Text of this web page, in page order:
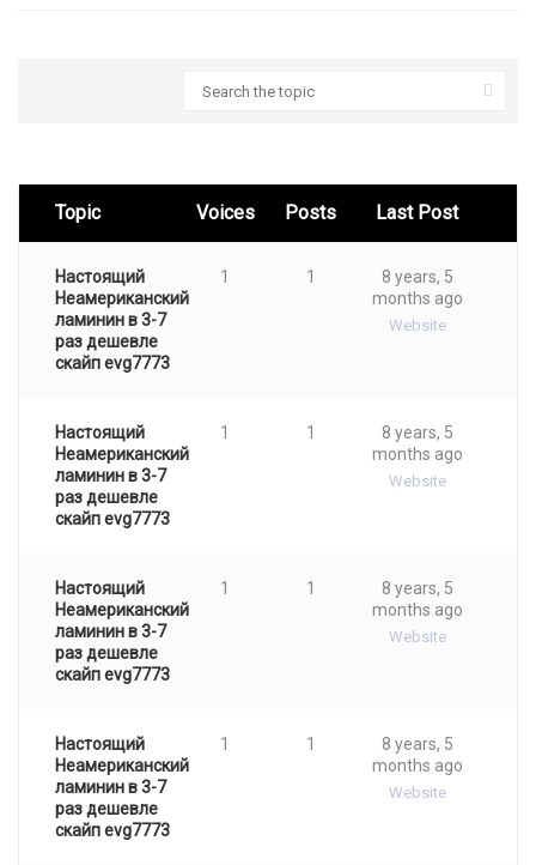
Topic Voices Posts Last Post
Настоящий
Неамериканский
ламинин в 3-7
раз дешевле
cкaйп evg7773
1 1
8 years, 5
months ago
Website
Настоящий
Неамериканский
ламинин в 3-7
раз дешевле
cкaйп evg7773
1 1
8 years, 5
months ago
Website
Настоящий
Неамериканский
ламинин в 3-7
раз дешевле
cкaйп evg7773
1 1
8 years, 5
months ago
Website
Настоящий
Неамериканский
ламинин в 3-7
раз дешевле
cкaйп evg7773
1 1
8 years, 5
months ago
Website